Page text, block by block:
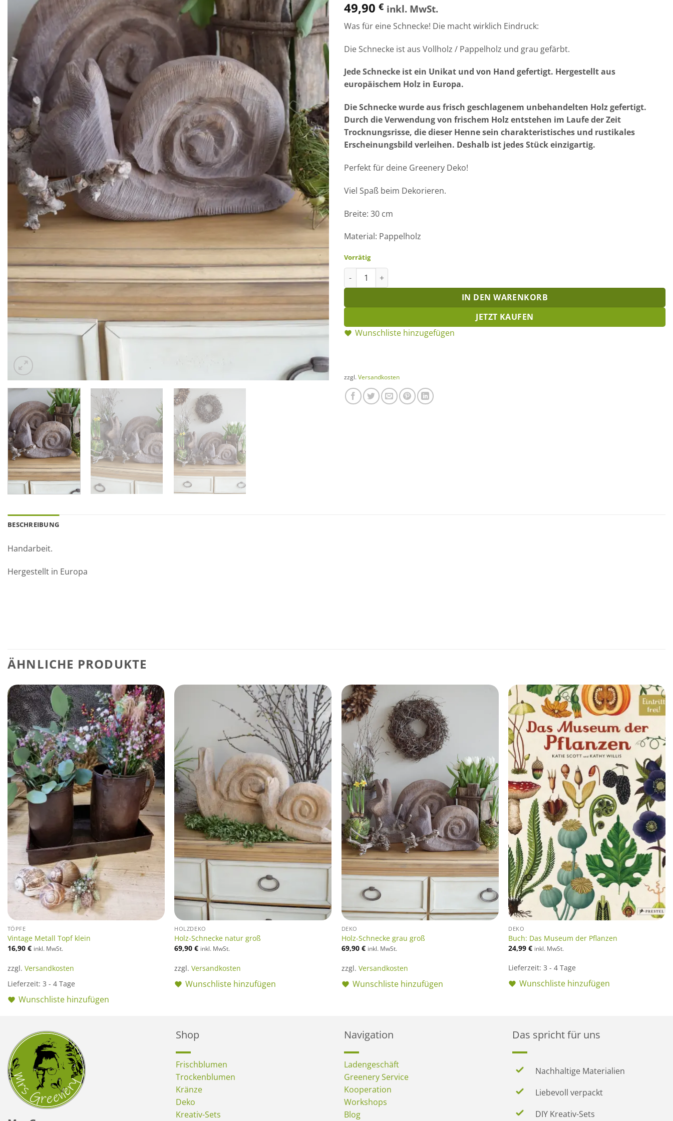
49,90 € inkl. MwSt.
Was für eine Schnecke! Die macht wirklich Eindruck:
Die Schnecke ist aus Vollholz / Pappelholz und grau gefärbt.
Jede Schnecke ist ein Unikat und von Hand gefertigt. Hergestellt aus
europäischem Holz in Europa.
Die Schnecke wurde aus frisch geschlagenem unbehandelten Holz gefertigt.
Durch die Verwendung von frischem Holz entstehen im Laufe der Zeit
Trocknungsrisse, die dieser Henne sein charakteristisches und rustikales
Erscheinungsbild verleihen. Deshalb ist jedes Stück einzigartig.
Perfekt für deine Greenery Deko!
Viel Spaß beim Dekorieren.
Breite: 30 cm
Material: Pappelholz
Vorrätig
Holz-Schnecke grau klein Menge
IN DEN WARENKORB
JETZT KAUFEN
Wunschliste hinzugefügen
zzgl. Versandkosten
BESCHREIBUNG
Handarbeit.
Hergestellt in Europa
ÄHNLICHE PRODUKTE
TÖPFE
Vintage Metall Topf klein
16,90 € inkl. MwSt.
zzgl. Versandkosten
Lieferzeit: 3 - 4 Tage
Wunschliste hinzufügen
HOLZDEKO
Holz-Schnecke natur groß
69,90€ inkl. MwSt.
zzgl.Versandkosten
Wunschliste hinzufügen
DEKO
Holz-Schnecke grau groß
69,90 € inkl. MwSt.
zzgl. Versandkosten
Wunschliste hinzufügen
DEKO
Buch: Das Museum der Pflanzen
24,99€ inkl. MwSt.
Lieferzeit:3 - 4 Tage
Wunschliste hinzufügen
Shop
Frischblumen
Trockenblumen
Kränze
Deko
Kreativ-Sets
Navigation
Ladengeschäft
Greenery Service
Kooperation
Workshops
Blog
Das spricht für uns
Nachhaltige Materialien
Liebevoll verpackt
DIY Kreativ-Sets